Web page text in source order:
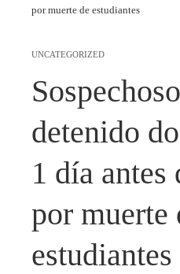
por muerte de estudiantes
UNCATEGORIZED
detenido
1 día antes
por muerte
estudiantes